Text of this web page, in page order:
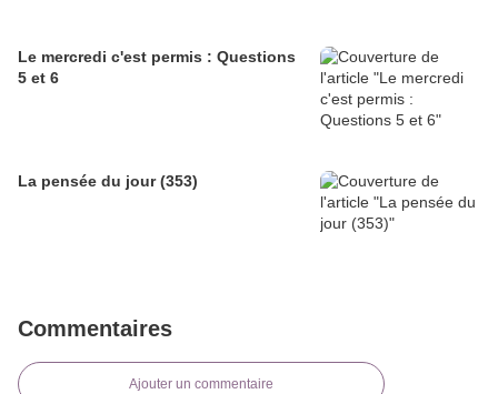
Le mercredi c'est permis : Questions
5 et 6
La pensée du jour (353)
Commentaires
Ajouter un commentaire